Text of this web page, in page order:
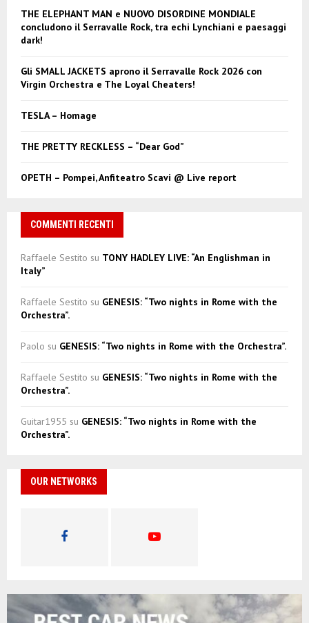
o
r
THE ELEPHANT MAN e NUOVO DISORDINE MONDIALE
concludono il Serravalle Rock, tra echi Lynchiani e paesaggi
dark!
Gli SMALL JACKETS aprono il Serravalle Rock 2026 con
Virgin Orchestra e The Loyal Cheaters!
TESLA – Homage
THE PRETTY RECKLESS – “Dear God”
OPETH – Pompei, Anfiteatro Scavi @ Live report
COMMENTI RECENTI
Raffaele Sestito su TONY HADLEY LIVE: “An Englishman in
Italy”
Raffaele Sestito su GENESIS: “Two nights in Rome with the
Orchestra”.
Paolo su GENESIS: “Two nights in Rome with the Orchestra”.
Raffaele Sestito su GENESIS: “Two nights in Rome with the
Orchestra”.
Guitar1955 su GENESIS: “Two nights in Rome with the
Orchestra”.
OUR NETWORKS